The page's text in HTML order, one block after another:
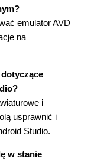
(207)
(215)
(220)
interfejsu
(221)
(241)
emulator AVD
na
i
usprawnić i
Studio.
w stanie